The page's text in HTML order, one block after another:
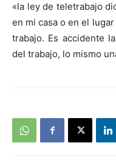
«la ley de teletrabajo
en mi casa o en el
trabajo. Es accidente
del trabajo, lo mismo